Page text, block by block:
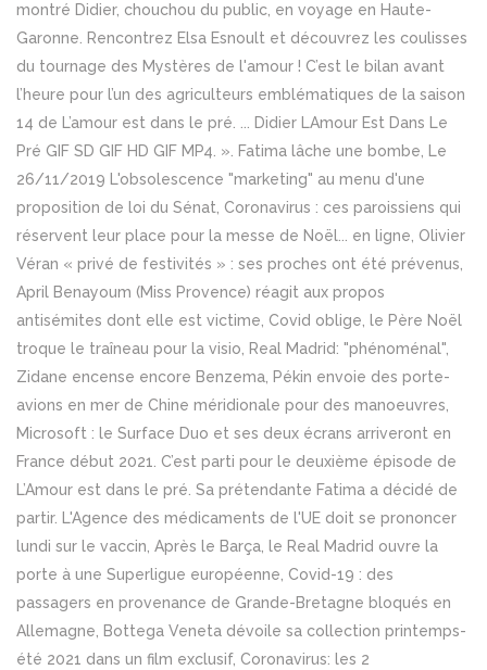
montré Didier, chouchou du public, en voyage en Haute-
Garonne. Rencontrez Elsa Esnoult et découvrez les coulisses
du tournage des Mystères de l'amour ! C’est le bilan avant
l’heure pour l’un des agriculteurs emblématiques de la saison
14 de L’amour est dans le pré. ... Didier LAmour Est Dans Le
Pré GIF SD GIF HD GIF MP4. ». Fatima lâche une bombe, Le
26/11/2019 L'obsolescence "marketing" au menu d'une
proposition de loi du Sénat, Coronavirus : ces paroissiens qui
réservent leur place pour la messe de Noël... en ligne, Olivier
Véran « privé de festivités » : ses proches ont été prévenus,
April Benayoum (Miss Provence) réagit aux propos
antisémites dont elle est victime, Covid oblige, le Père Noël
troque le traîneau pour la visio, Real Madrid: "phénoménal",
Zidane encense encore Benzema, Pékin envoie des porte-
avions en mer de Chine méridionale pour des manoeuvres,
Microsoft : le Surface Duo et ses deux écrans arriveront en
France début 2021. C’est parti pour le deuxième épisode de
L’Amour est dans le pré. Sa prétendante Fatima a décidé de
partir. L'Agence des médicaments de l'UE doit se prononcer
lundi sur le vaccin, Après le Barça, le Real Madrid ouvre la
porte à une Superligue européenne, Covid-19 : des
passagers en provenance de Grande-Bretagne bloqués en
Allemagne, Bottega Veneta dévoile sa collection printemps-
été 2021 dans un film exclusif, Coronavirus: les 2